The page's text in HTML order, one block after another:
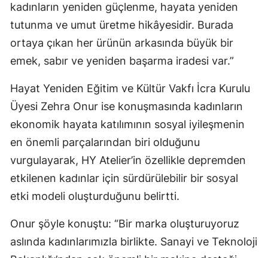
kadınların yeniden güçlenme, hayata yeniden
tutunma ve umut üretme hikâyesidir. Burada
ortaya çıkan her ürünün arkasında büyük bir
emek, sabır ve yeniden başarma iradesi var.”
Hayat Yeniden Eğitim ve Kültür Vakfı İcra Kurulu
Üyesi Zehra Onur ise konuşmasında kadınların
ekonomik hayata katılımının sosyal iyileşmenin
en önemli parçalarından biri olduğunu
vurgulayarak, HY Atelier’in özellikle depremden
etkilenen kadınlar için sürdürülebilir bir sosyal
etki modeli oluşturduğunu belirtti.
Onur şöyle konuştu: “Bir marka oluşturuyoruz
aslında kadınlarımızla birlikte. Sanayi ve Teknoloji